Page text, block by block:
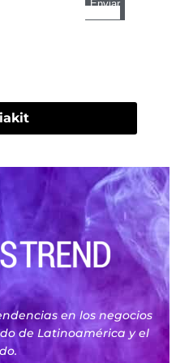
en los negocios
de Latinoamérica y el